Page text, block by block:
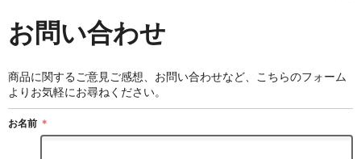
お問い合わせ
商品に関するご意見ご感想、お問い合わせなど、こちらのフォーム
よりお気軽にお尋ねください。
お名前 ＊